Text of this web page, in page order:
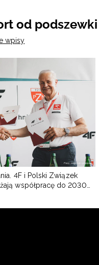
od podszewki
wpisy
4F i Polski Związek
współpracę do 2030